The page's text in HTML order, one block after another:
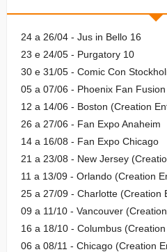
24 a 26/04 - Jus in Bello 16
23 e 24/05 - Purgatory 10
30 e 31/05 - Comic Con
05 a 07/06 - Phoenix Fan Fusion
12 a 14/06 - Boston (Creation
26 a 27/06 - Fan Expo Anaheim
14 a 16/08 - Fan Expo Chicago
21 a 23/08 - New Jersey
11 a 13/09 - Orlando (Creation
25 a 27/09 - Charlotte (Creation
09 a 11/10 - Vancouver
16 a 18/10 - Columbus (Creation
06 a 08/11 - Chicago (Creation